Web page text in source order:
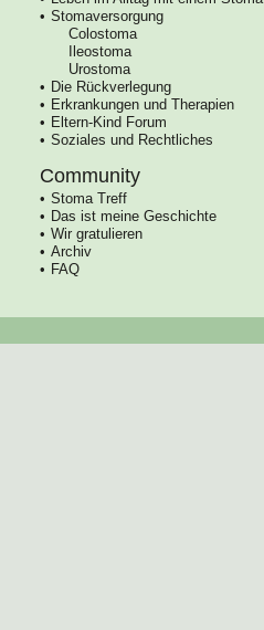
Stomaversorgung
Colostoma
Ileostoma
Urostoma
Die Rückverlegung
Erkrankungen und Therapien
Eltern-Kind Forum
Soziales und Rechtliches
Community
Stoma Treff
Das ist meine Geschichte
Wir gratulieren
Archiv
FAQ